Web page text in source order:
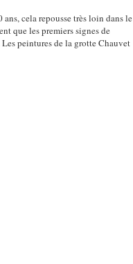
cela repousse très loin dans le
que les premiers signes de
peintures de la grotte Chauvet